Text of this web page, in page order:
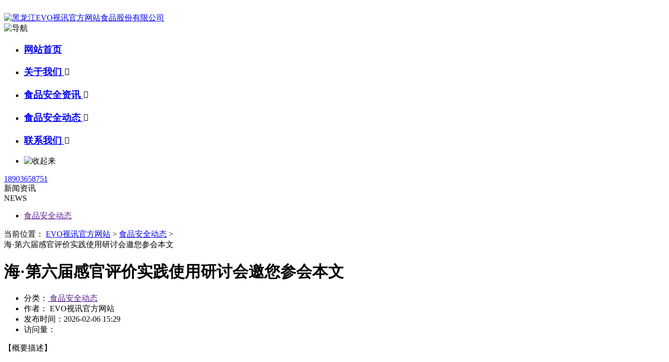
网站首页
关于我们 
食品安全资讯 
食品安全动态 
联系我们 
18903658751
新闻资讯
NEWS
食品安全动态
当前位置： EVO视讯官方网站 > 食品安全动态 >
海·第六届感官评价实践使用研讨会邀您参会本文
海·第六届感官评价实践使用研讨会邀您参会本文
分类：
食品安全动态
作者： EVO视讯官方网站
发布时间： 2026-02-06 15:29
访问量：
【概要描述】